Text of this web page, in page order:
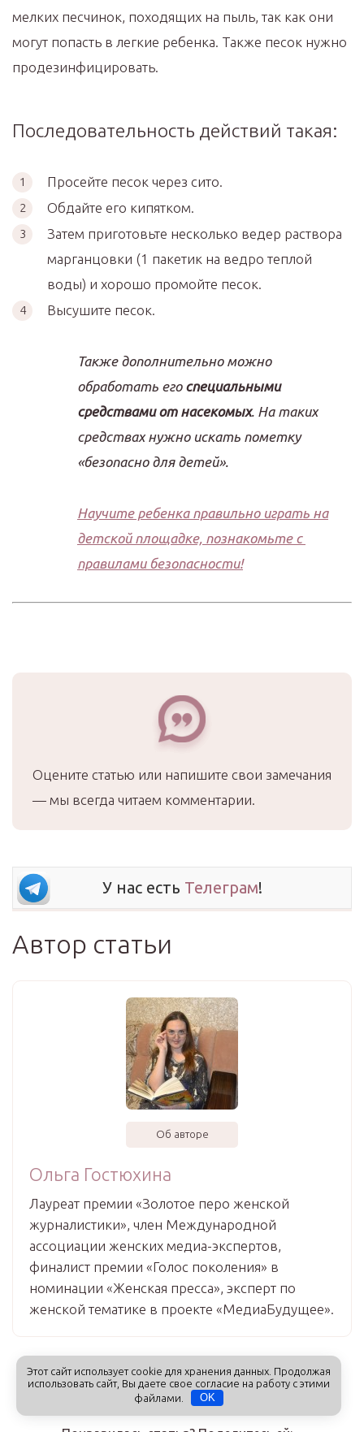
мелких песчинок, походящих на пыль, так как они
могут попасть в легкие ребенка. Также песок нужно
продезинфицировать.
Последовательность действий такая:
Просейте песок через сито.
Обдайте его кипятком.
Затем приготовьте несколько ведер раствора
марганцовки (1 пакетик на ведро теплой
воды) и хорошо промойте песок.
Высушите песок.
Также дополнительно можно
обработать его специальными
средствами от насекомых. На таких
средствах нужно искать пометку
«безопасно для детей».
Научите ребенка правильно играть на
детской площадке, познакомьте с
правилами безопасности!
Оцените статью или напишите свои замечания
— мы всегда читаем комментарии.
У нас есть Телеграм!
Автор статьи
Об авторе
Ольга Гостюхина
Лауреат премии «Золотое перо женской
журналистики», член Международной
ассоциации женских медиа-экспертов,
финалист премии «Голос поколения» в
номинации «Женская пресса», эксперт по
женской тематике в проекте «МедиаБудущее».
+5
Этот сайт использует cookie для хранения данных. Продолжая
использовать сайт, Вы даете свое согласие на работу с этими
файлами.
OK